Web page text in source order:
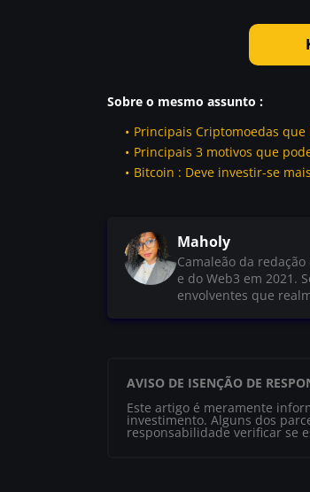
Sobre o mesmo assunto :
Principais Criptomoedas
Principais 3 motivos que
Bitcoin : Deve investir-se
Maholy
Camaleão da
e do Web3 em 2021.
envolventes que
AVISO DE ISENÇÃO DE
Este artigo é meramente
investimento. Alguns dos
responsabilidade verificar se